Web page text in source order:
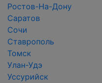
Ростов-На-Дону
Саратов
Сочи
Ставрополь
Томск
Улан-Удэ
Уссурийск